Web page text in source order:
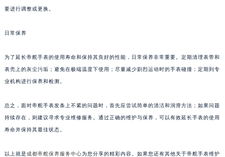
要进行调整或更换。
日常保养
为了延长帝舵手表的使用寿命和保持其良好的性能，日常保养非常重要。定期清理表带和
表壳上的灰尘污垢；避免在极端温度下使用；尽量减少剧烈运动时的手表碰撞；定期到专
业机构进行保养和检测。
总之，面对帝舵手表发条上不紧的问题时，首先应尝试简单的清洁和润滑方法；如果问题
持续存在，则建议寻求专业维修服务。通过正确的维护与保养，可以有效延长手表的使用
寿命并保持其最佳状态。
以上就是 成都帝舵保养服务中心为您分享的精彩内容。如果您还有其他关于帝舵手表维护